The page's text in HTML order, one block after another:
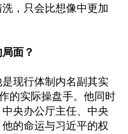
，只会比想像中更加
面？
现行体制内名副其实
的实际操盘手。他同时
央办公厅主任、中央
的命运与习近平的权